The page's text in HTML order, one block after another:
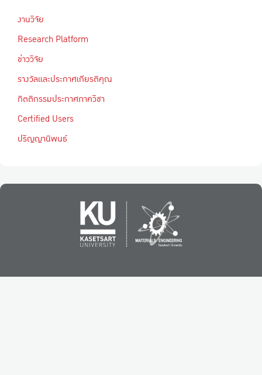
งานวิจัย
Research Platform
ข่าววิจัย
รางวัลและประกาศเกียรติคุณ
กิตติกรรมประกาศภาควิชา
Certified Users
ปริญญานิพนธ์